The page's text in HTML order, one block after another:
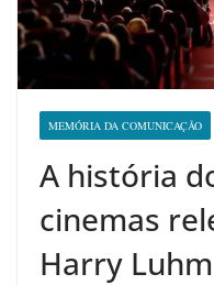
MEMÓRIA DA COMUNICAÇÃO
A história
cinemas
Harry Luhm